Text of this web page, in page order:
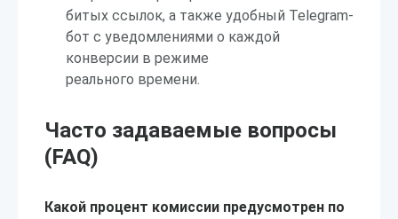
битых ссылок, а также удобный Telegram-
бот с уведомлениями о каждой
конверсии в режиме
реального времени.
Часто задаваемые вопросы
(FAQ)
Какой процент комиссии предусмотрен по